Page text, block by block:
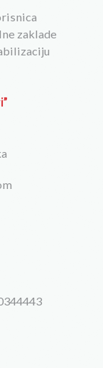
zaklade